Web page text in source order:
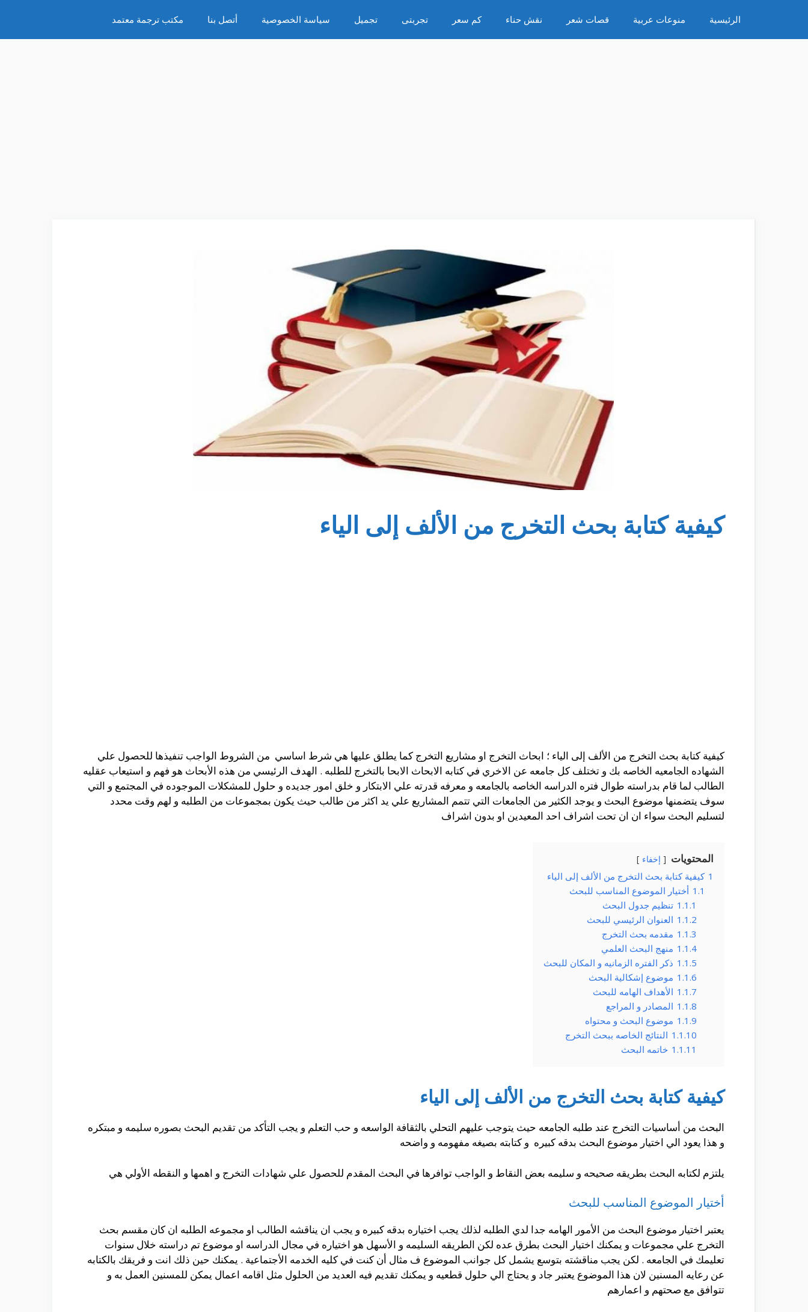
المحتوى
الرئيسية منوعات عربية قصات شعر نقش حناء كم سعر تجربتى تجميل سياسة الخصوصية أتصل بنا مكتب ترجمة معتمد
كيفية كتابة بحث التخرج من الألف إلى الياء
كيفية كتابة بحث التخرج من الألف إلى الياء ؛ ابحاث التخرج او مشاريع التخرج كما يطلق عليها هي شرط اساسي من الشروط الواجب تنفيذها للحصول علي
الشهاده الجامعيه الخاصه بك و تختلف كل جامعه عن الاخري في كتابه الابحاث الابحا بالتخرج للطلبه . الهدف الرئيسي من هذه الأبحاث هو فهم و استيعاب عقليه
الطالب لما قام بدراسته طوال فتره الدراسه الخاصه بالجامعه و معرفه قدرته علي الابتكار و خلق امور جديده و حلول للمشكلات الموجوده في المجتمع و التي
سوف يتضمنها موضوع البحث و يوجد الكثير من الجامعات التي تتمم المشاريع علي يد اكثر من طالب حيث يكون بمجموعات من الطلبه و لهم وقت محدد
لتسليم البحث سواء ان ان تحت اشراف احد المعيدين او بدون اشراف
المحتويات إخفاء
1 كيفية كتابة بحث التخرج من الألف إلى الياء
1.1 أختيار الموضوع المناسب للبحث
1.1.1 تنظيم جدول البحث
1.1.2 العنوان الرئيسي للبحث
1.1.3 مقدمه بحث التخرج
1.1.4 منهج البحث العلمي
1.1.5 ذكر الفتره الزمانيه و المكان للبحث
1.1.6 موضوع إشكالية البحث
1.1.7 الأهداف الهامه للبحث
1.1.8 المصادر و المراجع
1.1.9 موضوع البحث و محتواه
1.1.10 النتائج الخاصه ببحث التخرج
1.1.11 خاتمه البحث
كيفية كتابة بحث التخرج من الألف إلى الياء
البحث من أساسيات التخرج عند طلبه الجامعه حيث يتوجب عليهم التحلي بالثقافة الواسعه و حب التعلم و يجب التأكد من تقديم البحث بصوره سليمه و مبتكره
و هذا يعود الي اختيار موضوع البحث بدقه كبيره و كتابته بصيغه مفهومه و واضحه
يلتزم لكتابه البحث بطريقه صحيحه و سليمه بعض النقاط و الواجب توافرها في البحث المقدم للحصول علي شهادات التخرج و اهمها و النقطه الأولي هي
أختيار الموضوع المناسب للبحث
يعتبر اختيار موضوع البحث من الأمور الهامه جدا لدي الطلبه لذلك يجب اختياره بدقه كبيره و يجب ان يناقشه الطالب او مجموعه الطلبه ان كان مقسم بحث
التخرج علي مجموعات و يمكنك اختيار البحث بطرق عده لكن الطريقه السليمه و الأسهل هو اختياره في مجال الدراسه او موضوع تم دراسته خلال سنوات
تعليمك في الجامعه . لكن يجب مناقشته بتوسع يشمل كل جوانب الموضوع ف مثال أن كنت في كليه الخدمه الأجتماعية . يمكنك حين ذلك انت و فريقك بالكتابه
عن رعايه المسنين لان هذا الموضوع يعتبر جاد و يحتاج الي حلول قطعيه و يمكنك تقديم فيه العديد من الحلول مثل اقامه اعمال يمكن للمسنين العمل به و
تتوافق مع صحتهم و اعمارهم